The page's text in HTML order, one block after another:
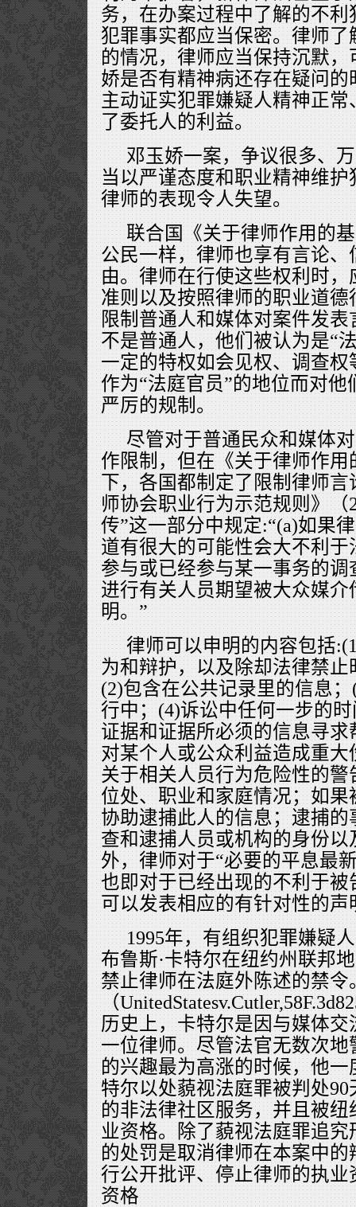
务，在办案过程中了解的不
犯罪事实都应当保密。律师
的情况，律师应当保持沉默
娇是否有精神病还存在疑问
主动证实犯罪嫌疑人精神正
了委托人的利益。
邓玉娇一案，争议很多、
当以严谨态度和职业精神维
律师的表现令人失望。
联合国《关于律师作用的
公民一样，律师也享有言论
由。律师在行使这些权利时
准则以及按照律师的职业道德
限制普通人和媒体对案件发
不是普通人，他们被认为是“
一定的特权如会见权、调查
作为“法庭官员”的地位而对
严厉的规制。
尽管对于普通民众和媒体
作限制，但在《关于律师作
下，各国都制定了限制律师
师协会职业行为示范规则》（
传”这一部分中规定:“(a)如果
道有很大的可能性会大不利
参与或已经参与某一事务的
进行有关人员期望被大众媒
明。”
律师可以申明的内容包括
为和辩护，以及除却法律禁
(2)包含在公共记录里的信息
行中；(4)诉讼中任何一步的
证据和证据所必须的信息寻
对某个人或公众利益造成重
关于相关人员行为危险性的
位处、职业和家庭情况；如
协助逮捕此人的信息；逮捕
查和逮捕人员或机构的身份
外，律师对于“必要的平息最
也即对于已经出现的不利于
可以发表相应的有针对性的声
1995年，有组织犯罪嫌疑
布鲁斯·卡特尔在纽约州联邦
禁止律师在法庭外陈述的禁令
（
历史上，卡特尔是因与媒体
一位律师。尽管法官无数次
的兴趣最为高涨的时候，他
特尔以处藐视法庭罪被判处
的非法律社区服务，并且被纽
业资格。除了藐视法庭罪追
的处罚是取消律师在本案中
行公开批评、停止律师的执
资格